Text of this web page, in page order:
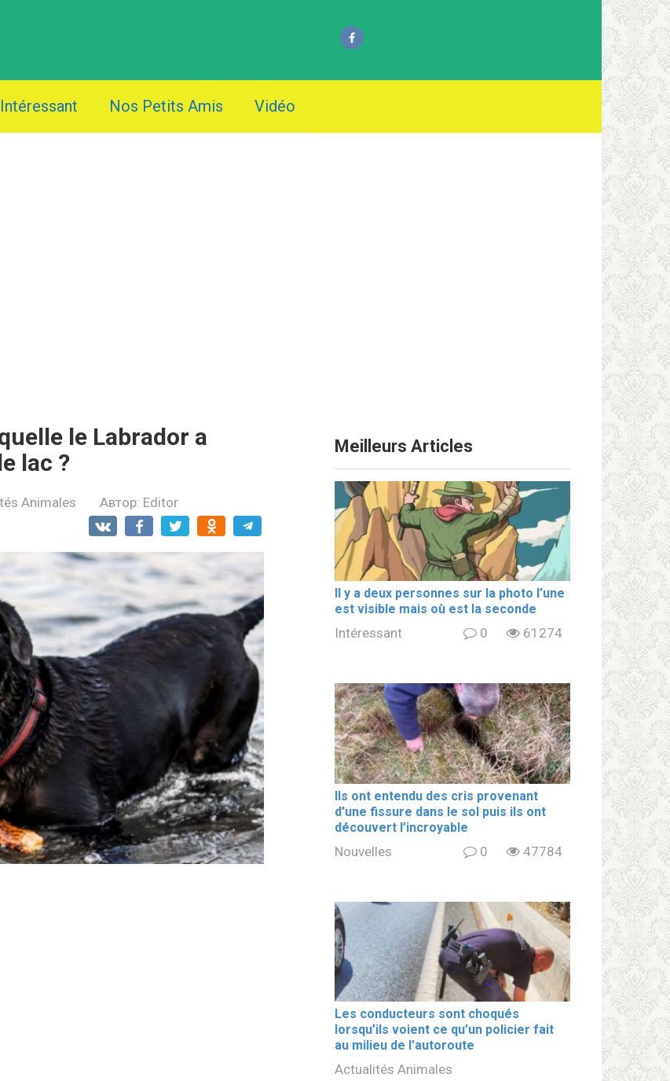
Intéressant Nos Petits Amis Vidéo
le Labrador a
lac ?
Animales Автор: Editor
Meilleurs Articles
Il y a deux personnes sur la photo l’une
est visible mais où est la seconde
Intéressant 0 61274
Ils ont entendu des cris provenant
d’une fissure dans le sol puis ils ont
découvert l’incroyable
Nouvelles 0 47784
Les conducteurs sont choqués
lorsqu’ils voient ce qu’un policier fait
au milieu de l’autoroute
Actualités Animales